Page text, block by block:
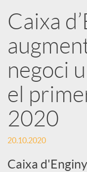
r
x
e
s
S
Caixa
negoci
el
2020
20.10.2020
Caixa